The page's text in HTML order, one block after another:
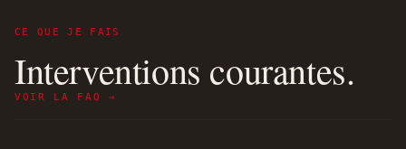
CE QUE JE FAIS
Interventions courantes.
VOIR LA FAQ →